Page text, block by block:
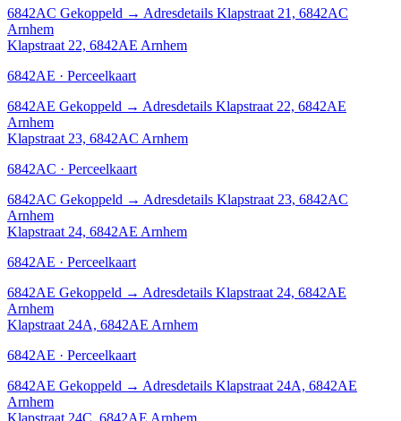
6842AC Gekoppeld → Adresdetails Klapstraat 21, 6842AC
Arnhem
Klapstraat 22, 6842AE Arnhem
6842AE · Perceelkaart
6842AE Gekoppeld → Adresdetails Klapstraat 22, 6842AE
Arnhem
Klapstraat 23, 6842AC Arnhem
6842AC · Perceelkaart
6842AC Gekoppeld → Adresdetails Klapstraat 23, 6842AC
Arnhem
Klapstraat 24, 6842AE Arnhem
6842AE · Perceelkaart
6842AE Gekoppeld → Adresdetails Klapstraat 24, 6842AE
Arnhem
Klapstraat 24A, 6842AE Arnhem
6842AE · Perceelkaart
6842AE Gekoppeld → Adresdetails Klapstraat 24A, 6842AE
Arnhem
Klapstraat 24C, 6842AE Arnhem